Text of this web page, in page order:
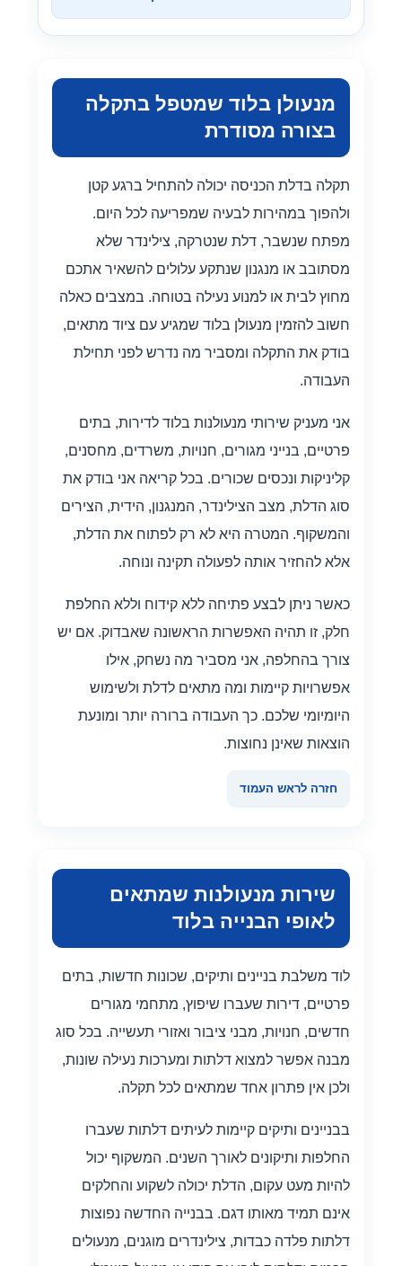
מנעולן בלוד שמטפל בתקלה
בצורה מסודרת
תקלה בדלת הכניסה יכולה להתחיל ברגע קטן
ולהפוך במהירות לבעיה שמפריעה לכל היום.
מפתח שנשבר, דלת שנטרקה, צילינדר שלא
מסתובב או מנגנון שנתקע עלולים להשאיר אתכם
מחוץ לבית או למנוע נעילה בטוחה. במצבים כאלה
חשוב להזמין מנעולן בלוד שמגיע עם ציוד מתאים,
בודק את התקלה ומסביר מה נדרש לפני תחילת
העבודה.
אני מעניק שירותי מנעולנות בלוד לדירות, בתים
פרטיים, בנייני מגורים, חנויות, משרדים, מחסנים,
קליניקות ונכסים שכורים. בכל קריאה אני בודק את
סוג הדלת, מצב הצילינדר, המנגנון, הידית, הצירים
והמשקוף. המטרה היא לא רק לפתוח את הדלת,
אלא להחזיר אותה לפעולה תקינה ונוחה.
כאשר ניתן לבצע פתיחה ללא קידוח וללא החלפת
חלק, זו תהיה האפשרות הראשונה שאבדוק. אם יש
צורך בהחלפה, אני מסביר מה נשחק, אילו
אפשרויות קיימות ומה מתאים לדלת ולשימוש
היומיומי שלכם. כך העבודה ברורה יותר ומונעת
הוצאות שאינן נחוצות.
חזרה לראש העמוד
שירות מנעולנות שמתאים
לאופי הבנייה בלוד
לוד משלבת בניינים ותיקים, שכונות חדשות, בתים
פרטיים, דירות שעברו שיפוץ, מתחמי מגורים
חדשים, חנויות, מבני ציבור ואזורי תעשייה. בכל סוג
מבנה אפשר למצוא דלתות ומערכות נעילה שונות,
ולכן אין פתרון אחד שמתאים לכל תקלה.
בבניינים ותיקים קיימות לעיתים דלתות שעברו
החלפות ותיקונים לאורך השנים. המשקוף יכול
להיות מעט עקום, הדלת יכולה לשקוע והחלקים
אינם תמיד מאותו דגם. בבנייה החדשה נפוצות
דלתות פלדה כבדות, צילינדרים מוגנים, מנעולים